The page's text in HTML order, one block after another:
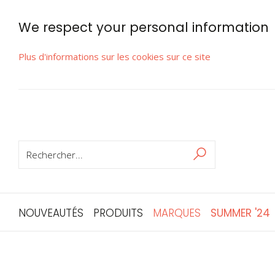
We respect your personal information
Plus d'informations sur les cookies sur ce site
Rechercher
RECHERCHER
NOUVEAUTÉS PRODUITS MARQUES SUMMER '24